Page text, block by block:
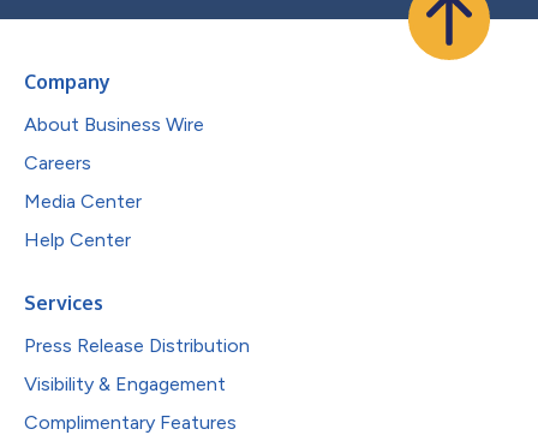
Company
About Business Wire
Careers
Media Center
Help Center
Services
Press Release Distribution
Visibility & Engagement
Complimentary Features